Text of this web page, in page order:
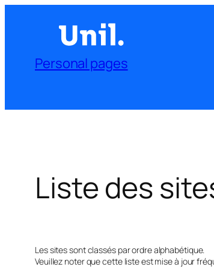
Personal pages
Liste des
Les sites sont classés par ordre alphabétique.
Veuillez noter que cette liste est mise à jour